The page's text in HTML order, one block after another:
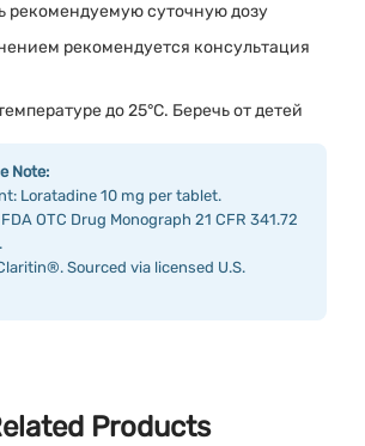
рекомендуемую суточную дозу
рекомендуется консультация
до 25°C. Беречь от детей
Note:
Loratadine 10 mg per tablet.
OTC Drug Monograph 21 CFR 341.72
Sourced via licensed U.S.
Products